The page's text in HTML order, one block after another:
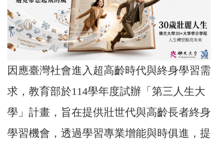
因應臺灣社會進入超高齡時代與終身學習需
求，教育部於114學年度試辦「第三人生大
學」計畫，旨在提供壯世代與高齡長者終身
學習機會，透過學習專業增能與時俱進，提